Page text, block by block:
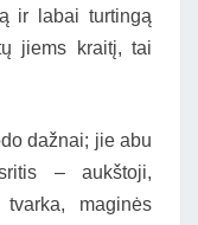
ir labai turtingą
jiems kraitį, tai
dažnai; jie abu
– aukštoji,
maginės